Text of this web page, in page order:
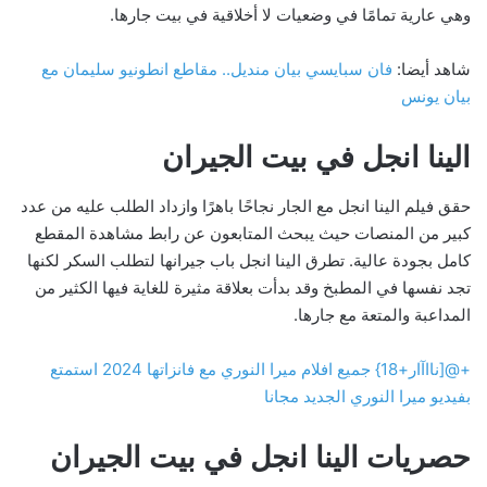
وهي عارية تمامًا في وضعيات لا أخلاقية في بيت جارها.
شاهد أيضا: فان سبايسي بيان منديل.. مقاطع انطونيو سليمان مع
بيان يونس
الينا انجل في بيت الجيران
حقق فيلم الينا انجل مع الجار نجاحًا باهرًا وازداد الطلب عليه من عدد
كبير من المنصات حيث يبحث المتابعون عن رابط مشاهدة المقطع
كامل بجودة عالية. تطرق الينا انجل باب جيرانها لتطلب السكر لكنها
تجد نفسها في المطبخ وقد بدأت بعلاقة مثيرة للغاية فيها الكثير من
المداعبة والمتعة مع جارها.
+@[نااآار+18} جميع افلام ميرا النوري مع فانزاتها 2024 استمتع
بفيديو ميرا النوري الجديد مجانا
حصريات الينا انجل في بيت الجيران